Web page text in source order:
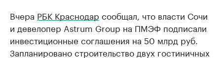
Вчера РБК Краснодар сообщал, что власти Сочи
и девелопер Astrum Group на ПМЭФ подписали
инвестиционные соглашения на 50 млрд руб.
Запланировано строительство двух гостиничных